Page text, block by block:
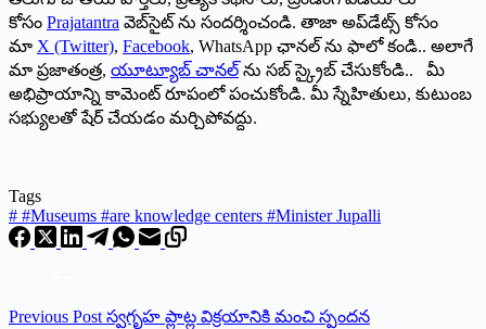
కోసం Prajatantra వెబ్‌సైట్ ను సందర్శించండి. తాజా అప్‌డేట్స్ కోసం
మా X (Twitter), Facebook, WhatsApp ఛానల్ ను ఫాలో కండి.. అలాగే
మా ప్రజాతంత్ర, యూట్యూబ్ చానల్ ను సబ్ స్క్రైబ్ చేసుకోండి.. మీ
అభిప్రాయాన్ని కామెంట్ రూపంలో పంచుకోండి. మీ స్నేహితులు, కుటుంబ
సభ్యులతో షేర్ చేయడం మర్చిపోవద్దు.
Tags
# #Museums #are knowledge centers #Minister Jupalli
Previous Post స్వగృహ ప్లాట్ల విక్రయానికి మంచి స్పందన